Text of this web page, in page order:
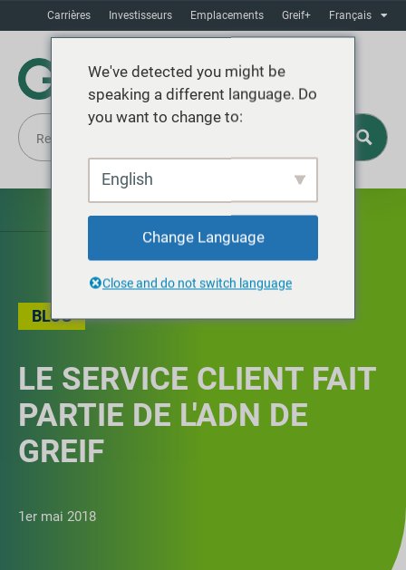
Carrières Investisseurs Emplacements Greif+ Français
BLOG
LE SERVICE CLIENT FAIT
PARTIE DE L'ADN DE
GREIF
1er mai 2018
We've detected you might be
speaking a different language. Do
you want to change to:
English
Change Language
Close and do not switch language